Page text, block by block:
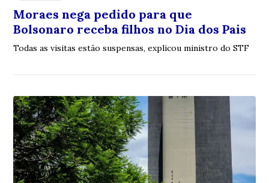
Moraes nega pedido para que
Bolsonaro receba filhos no Dia dos Pais
Todas as visitas estão suspensas, explicou ministro do STF